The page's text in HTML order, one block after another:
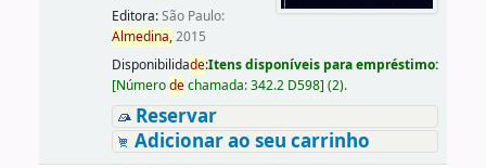
Editora:São Paulo:
Almedina,2015
Disponibilidade:Itens disponíveis para empréstimo:
[Númerodechamada:342.2 D598] (2).
Reservar
Adicionar ao seu carrinho